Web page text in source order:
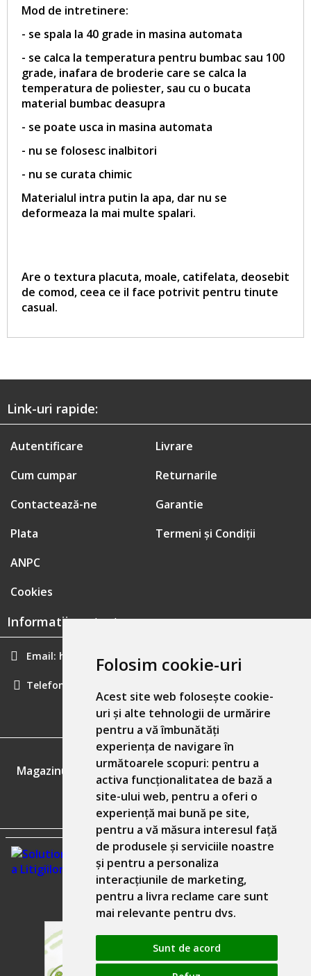
Folosim cookie-uri
Acest site web folosește cookie-
uri și alte tehnologii de urmărire
pentru a vă îmbunătăți
experiența de navigare în
următoarele scopuri: pentru a
activa funcționalitatea de bază a
site-ului web, pentru a oferi o
experiență mai bună pe site,
pentru a vă măsura interesul față
de produsele și serviciile noastre
și pentru a personaliza
interacțiunile de marketing,
pentru a livra reclame care sunt
mai relevante pentru dvs.
Sunt de acord
Mod de intretinere:
- se spala la 40 grade in masina automata
- se calca la temperatura pentru bumbac sau 100
grade, inafara de broderie care se calca la
temperatura de poliester, sau cu o bucata
material bumbac deasupra
- se poate usca in masina automata
- nu se folosesc inalbitori
- nu se curata chimic
Materialul intra putin la apa, dar nu se
deformeaza la mai multe spalari.
Are o textura placuta, moale, catifelata, deosebit
de comod, ceea ce il face potrivit pentru tinute
casual.
Link-uri rapide:
Autentificare
Cum cumpar
Contactează-ne
Plata
Livrare
Returnarile
Garantie
Termeni și Condiții
ANPC
Cookies
Informatii contact:
Email: hainecomode@gmail.com
Telefon:
GDPR
Magazinul nostru respecta 100% prevederile GDPR.
Informatiile mele personale